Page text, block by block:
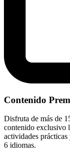
Contenido
Disfruta de más de
contenido exclusivo
actividades prácticas
6 idiomas.